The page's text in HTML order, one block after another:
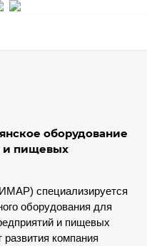
оборудование
и пищевых
специализируется
оборудования для
и пищевых
компания